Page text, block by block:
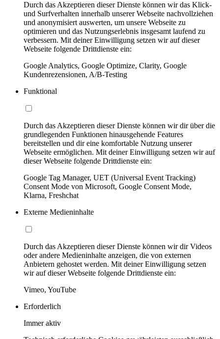
Durch das Akzeptieren dieser Dienste können wir das Klick-
und Surfverhalten innerhalb unserer Webseite nachvollziehen
und anonymisiert auswerten, um unsere Webseite zu
optimieren und das Nutzungserlebnis insgesamt laufend zu
verbessern. Mit deiner Einwilligung setzen wir auf dieser
Webseite folgende Drittdienste ein:
Google Analytics, Google Optimize, Clarity, Google
Kundenrezensionen, A/B-Testing
Funktional
Durch das Akzeptieren dieser Dienste können wir dir über die
grundlegenden Funktionen hinausgehende Features
bereitstellen und dir eine komfortable Nutzung unserer
Webseite ermöglichen. Mit deiner Einwilligung setzen wir auf
dieser Webseite folgende Drittdienste ein:
Google Tag Manager, UET (Universal Event Tracking)
Consent Mode von Microsoft, Google Consent Mode,
Klarna, Freshchat
Externe Medieninhalte
Durch das Akzeptieren dieser Dienste können wir dir Videos
oder andere Medieninhalte anzeigen, die von externen
Anbietern gehostet werden. Mit deiner Einwilligung setzen
wir auf dieser Webseite folgende Drittdienste ein:
Vimeo, YouTube
Erforderlich
Immer aktiv